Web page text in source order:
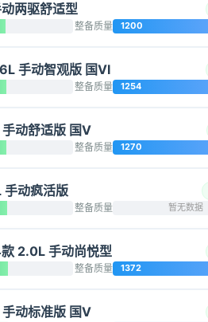
两驱舒适型
整备质量 1200
手动智观版 国VI
整备质量 1254
动舒适版 国V
整备质量 1270
手动疯活版
整备质量 暂无数据
2.0L 手动尚悦型
整备质量 1372
动标准版 国V